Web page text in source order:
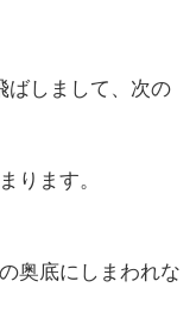
ばしまして、次の
ります。
奥底にしまわれな